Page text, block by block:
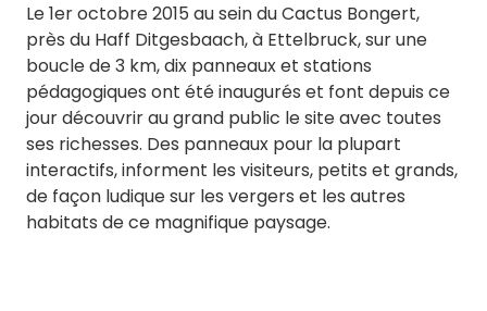
Le 1er octobre 2015 au sein du Cactus Bongert,
près du Haff Ditgesbaach, à Ettelbruck, sur une
boucle de 3 km, dix panneaux et stations
pédagogiques ont été inaugurés et font depuis ce
jour découvrir au grand public le site avec toutes
ses richesses. Des panneaux pour la plupart
interactifs, informent les visiteurs, petits et grands,
de façon ludique sur les vergers et les autres
habitats de ce magnifique paysage.